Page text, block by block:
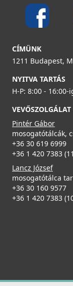
CÍMÜNK
1211 Budapest,
NYITVA TARTÁS
H-P: 8:00 - 16:00-
VEVŐSZOLGÁLAT
Pintér Gábor
mosogatótálcák,
+36 30 619 6999
+36 1 420 7383
Lancz József
mosogatótálca
+36 30 160 9577
+36 1 420 7383